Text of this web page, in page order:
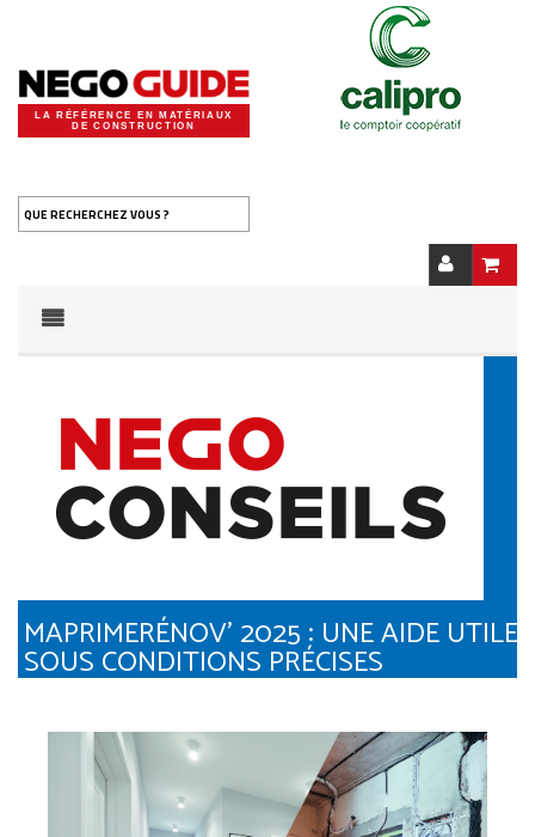
LA RÉFÉRENCE EN MATÉRIAUX
DE CONSTRUCTION
QUE RECHERCHEZ VOUS ?
MAPRIMERÉNOV’ 2025 : UNE AIDE UTILE
SOUS CONDITIONS PRÉCISES